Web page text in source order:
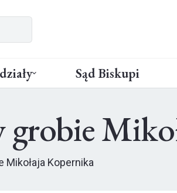
Sąd Biskupi
Kopernika